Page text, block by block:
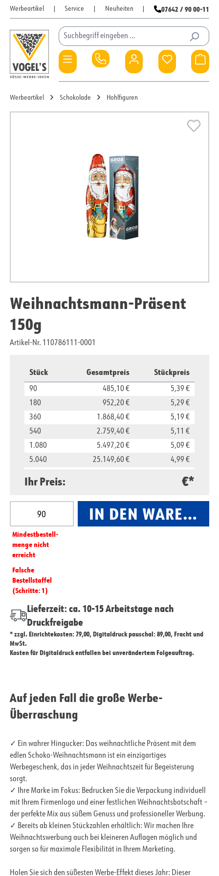
Zum Hauptinhalt springen
Werbeartikel Service Neuheiten 07642 / 90 00-11
Du hast 0
Werbeartikel Schokolade Hohlfiguren
Weihnachtsmann-Präsent
150g
Artikel-Nr. 110786111-0001
Stück Gesamtpreis Stückpreis
90 485,10 €
5,39 €
180
952,20 €
5,29 €
360
1.868,40 €
5,19 €
540
2.759,40 €
5,11 €
1.080
5.497,20 €
5,09 €
5.040
25.149,60 €
4,99 €
Ihr Preis: €*
Produkt Anzahl: Gib den gewünschten Wert ein
Mindest­­bestell­­
menge nicht
erreicht
Falsche
Bestellstaffel
(Schritte: 1)
IN DEN
Lieferzeit: ca. 10-15 Arbeitstage nach
Druckfreigabe
* zzgl. Einrichtekosten: 79,00, Digitaldruck pauschal: 89,00, Fracht und
MwSt.
Kosten für Digitaldruck entfallen bei unverändertem Folgeauftrag.
Auf jeden Fall die große Werbe-
Überraschung
✓ Ein wahrer Hingucker: Das weihnachtliche Präsent mit dem
edlen Schoko-Weihnachtsmann ist ein einzigartiges
Werbegeschenk, das in jeder Weihnachtszeit für Begeisterung
sorgt.
✓ Ihre Marke im Fokus: Bedrucken Sie die Verpackung individuell
mit Ihrem Firmenlogo und einer festlichen Weihnachtsbotschaft –
der perfekte Mix aus süßem Genuss und professioneller Werbung.
✓ Bereits ab kleinen Stückzahlen erhältlich: Wir machen Ihre
Weihnachtswerbung auch bei kleineren Auflagen möglich und
sorgen so für maximale Flexibilität in Ihrem Marketing.
Holen Sie sich den süßesten Werbe-Effekt dieses Jahr: Dieser